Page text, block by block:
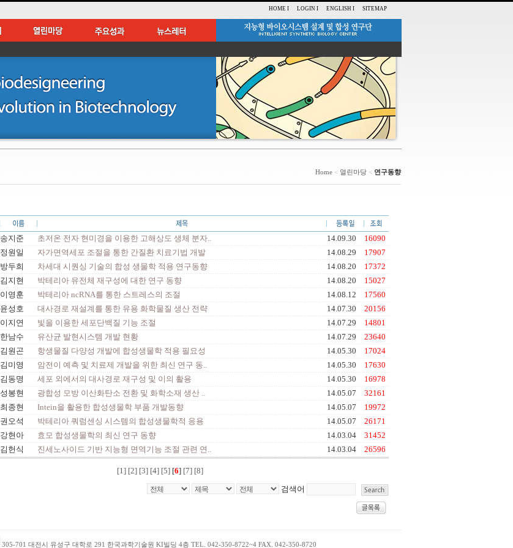
HOME I LOGIN I ENGLISH I SITEMAP
Home < 열린마당 < 연구동향
송지준 초저온 전자 현미경을 이용한 고해상도 생체 분자.. 14.09.30
16090
정원일 자가면역세포 조절을 통한 간질환 치료기법 개발 14.08.29
17907
방두희 차세대 시퀀싱 기술의 합성 생물학 적용 연구동향 14.08.20
17372
김지현 박테리아 유전체 재구성에 대한 연구 동향 14.08.20
15027
이영훈 박테리아 ncRNA를 통한 스트레스의 조절 14.08.12
17560
윤성호 대사경로 재설계를 통한 유용 화학물질 생산 전략 14.07.30
20156
이지연 빛을 이용한 세포단백질 기능 조절 14.07.29
14801
한남수 유산균 발현시스템 개발 현황 14.07.29
23640
김원곤 항생물질 다양성 개발에 합성생물학 적용 필요성 14.05.30
17024
김미영 암전이 예측 및 치료제 개발을 위한 최신 연구 동.. 14.05.30
17630
김동명 세포 외에서의 대사경로 재구성 및 이의 활용 14.05.30
16978
성봉현 광합성 모방 이산화탄소 전환 및 화학소재 생산 .. 14.05.07
32161
최종현 Intein을 활용한 합성생물학 부품 개발동향 14.05.07
19972
권오석 박테리아 쿼럼센싱 시스템의 합성생물학적 응용 14.05.07
26171
강현아 효모 합성생물학의 최신 연구 동향 14.03.04
31452
김헌식 진세노사이드 기반 지능형 면역기능 조절 관련 연.. 14.03.04 26596
[1] [2] [3] [4] [5][6] [7] [8]
검색어
305-701 대전시 유성구 대학로 291 한국과학기술원 KI빌딩 4층 TEL. 042-350-8722~4 FAX. 042-350-8720